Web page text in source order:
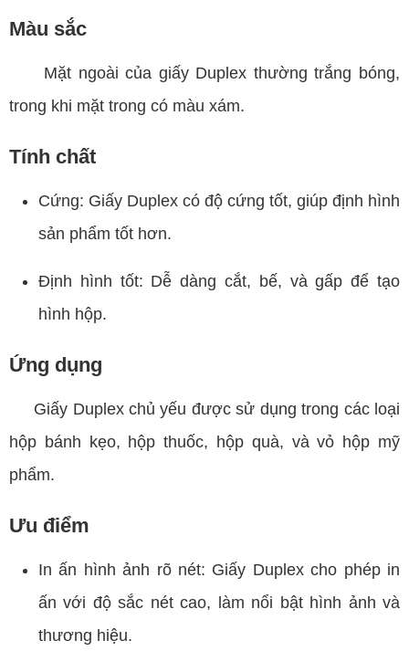
Màu sắc
Mặt ngoài của giấy Duplex thường trắng bóng,
trong khi mặt trong có màu xám.
Tính chất
Cứng: Giấy Duplex có độ cứng tốt, giúp định hình
sản phẩm tốt hơn.
Định hình tốt: Dễ dàng cắt, bế, và gấp để tạo
hình hộp.
Ứng dụng
Giấy Duplex chủ yếu được sử dụng trong các loại
hộp bánh kẹo, hộp thuốc, hộp quà, và vỏ hộp mỹ
phẩm.
Ưu điểm
In ấn hình ảnh rõ nét: Giấy Duplex cho phép in
ấn với độ sắc nét cao, làm nổi bật hình ảnh và
thương hiệu.